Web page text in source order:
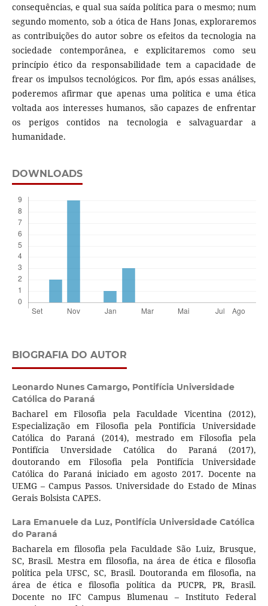
consequências, e qual sua saída política para o mesmo; num
segundo momento, sob a ótica de Hans Jonas, exploraremos
as contribuições do autor sobre os efeitos da tecnologia na
sociedade contemporânea, e explicitaremos como seu
princípio ético da responsabilidade tem a capacidade de
frear os impulsos tecnológicos. Por fim, após essas análises,
poderemos afirmar que apenas uma política e uma ética
voltada aos interesses humanos, são capazes de enfrentar
os perigos contidos na tecnologia e salvaguardar a
humanidade.
DOWNLOADS
BIOGRAFIA DO AUTOR
Leonardo Nunes Camargo, Pontifícia Universidade
Católica do Paraná
Bacharel em Filosofia pela Faculdade Vicentina (2012),
Especialização em Filosofia pela Pontifícia Universidade
Católica do Paraná (2014), mestrado em Filosofia pela
Pontifícia Unversidade Católica do Paraná (2017),
doutorando em Filosofia pela Pontifícia Universidade
Católica do Paraná iniciado em agosto 2017. Docente na
UEMG – Campus Passos. Universidade do Estado de Minas
Gerais Bolsista CAPES.
Lara Emanuele da Luz, Pontifícia Universidade Católica
do Paraná
Bacharela em filosofia pela Faculdade São Luiz, Brusque,
SC, Brasil. Mestra em filosofia, na área de ética e filosofia
política pela UFSC, SC, Brasil. Doutoranda em filosofia, na
área de ética e filosofia política da PUCPR, PR, Brasil.
Docente no IFC Campus Blumenau – Instituto Federal